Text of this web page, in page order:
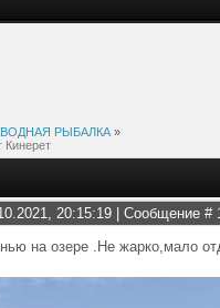
РЫБАЛКА »
20:15:19 | Сообщение #
на озере .Не жарко,мало